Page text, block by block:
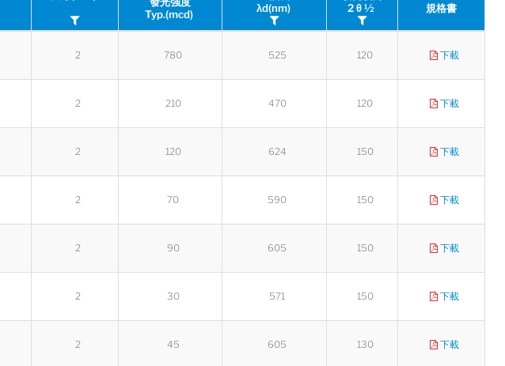
Typ.(mcd)
λd(nm)
2 θ ½
規格書
2 780 525 120 下載
2 210 470 120 下載
2 120 624 150 下載
2 70 590 150 下載
2 90 605 150 下載
2 30 571 150 下載
2 45 605 130 下載